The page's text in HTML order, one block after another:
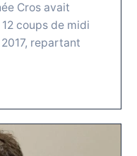
Cros avait
coups de midi
repartant